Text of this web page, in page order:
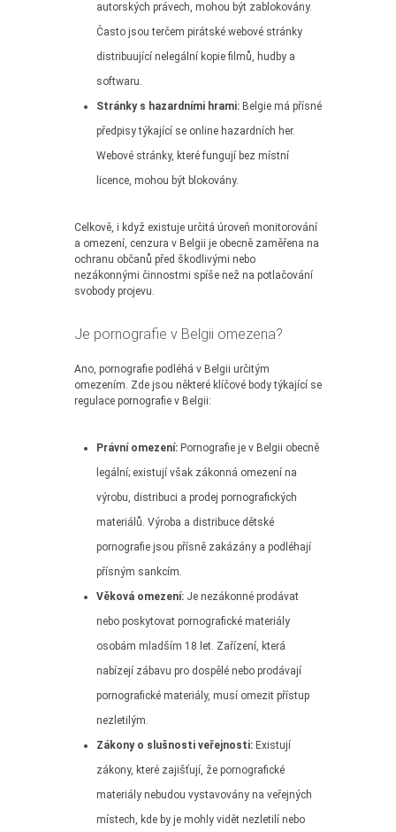
autorských právech, mohou být zablokovány.
Často jsou terčem pirátské webové stránky
distribuující nelegální kopie filmů, hudby a
softwaru.
Stránky s hazardními hrami: Belgie má přísné
předpisy týkající se online hazardních her.
Webové stránky, které fungují bez místní
licence, mohou být blokovány.
Celkově, i když existuje určitá úroveň monitorování
a omezení, cenzura v Belgii je obecně zaměřena na
ochranu občanů před škodlivými nebo
nezákonnými činnostmi spíše než na potlačování
svobody projevu.
Je pornografie v Belgii omezena?
Ano, pornografie podléhá v Belgii určitým
omezením. Zde jsou některé klíčové body týkající se
regulace pornografie v Belgii:
Právní omezení: Pornografie je v Belgii obecně
legální; existují však zákonná omezení na
výrobu, distribuci a prodej pornografických
materiálů. Výroba a distribuce dětské
pornografie jsou přísně zakázány a podléhají
přísným sankcím.
Věková omezení: Je nezákonné prodávat
nebo poskytovat pornografické materiály
osobám mladším 18 let. Zařízení, která
nabízejí zábavu pro dospělé nebo prodávají
pornografické materiály, musí omezit přístup
nezletilým.
Zákony o slušnosti veřejnosti: Existují
zákony, které zajišťují, že pornografické
materiály nebudou vystavovány na veřejných
místech, kde by je mohly vidět nezletilí nebo